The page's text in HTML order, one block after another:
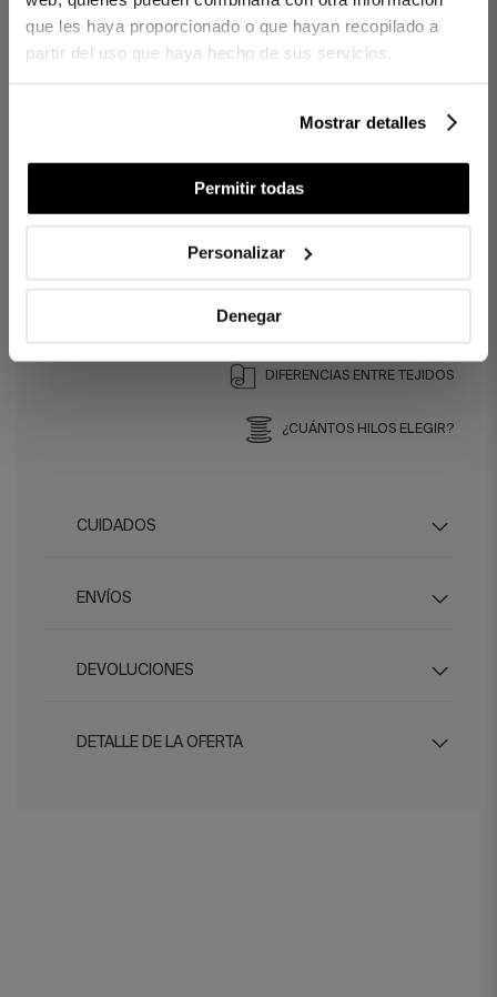
que les haya proporcionado o que hayan recopilado a
partir del uso que haya hecho de sus servicios.
Mostrar detalles
Permitir todas
Personalizar
Denegar
100% algodón orgánico.
Tejido Percal 200 hilos.
Bolsa de almacenaje del mismo tejido
DIFERENCIAS ENTRE TEJIDOS
¿CUÁNTOS HILOS ELEGIR?
CUIDADOS
ENVÍOS
DEVOLUCIONES
DETALLE DE LA OFERTA